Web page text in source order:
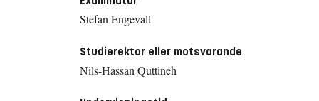
Stefan Engevall
Studierektor eller motsvarande
Nils-Hassan Quttineh